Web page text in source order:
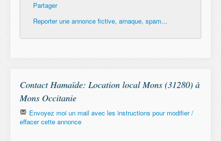
Partager
Reporter une annonce fictive, arnaque, spam...
Contact Hamaïde: Location local Mons (31280) à
Mons Occitanie
Envoyez moi un mail avec les instructions pour modifier /
effacer cette annonce